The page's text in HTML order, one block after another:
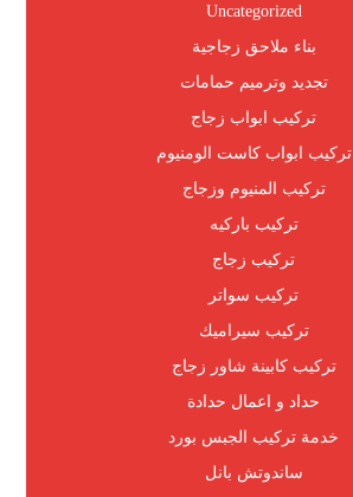
Uncategorized
بناء ملاحق زجاجية
تجديد وترميم حمامات
تركيب ابواب زجاج
تركيب ابواب كاست الومنيوم
تركيب المنيوم وزجاج
تركيب باركيه
تركيب زجاج
تركيب سواتر
تركيب سيراميك
تركيب كابينة شاور زجاج
حداد و اعمال حدادة
خدمة تركيب الجبس بورد
ساندوتش بانل